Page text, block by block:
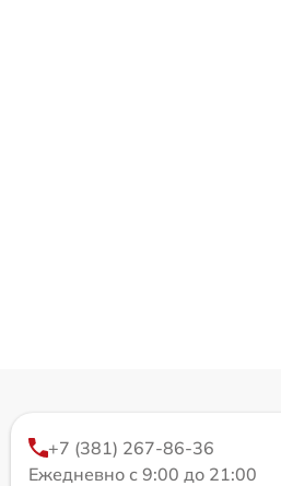
+7 (381) 267-86-36
Ежедневно с 9:00 до 21:00